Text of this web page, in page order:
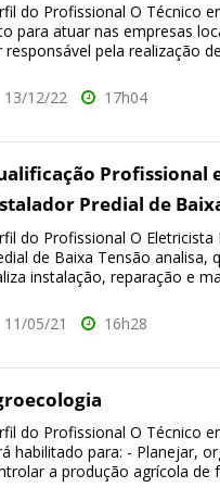
do Profissional O Técnico
para atuar nas empresas
responsável pela realização
13/12/22 17h04
Profissional
Predial de
do Profissional O Eletricista
de Baixa Tensão analisa,
instalação, reparação e
11/05/21 16h28
do Profissional O Técnico
habilitado para: - Planejar,
a produção agrícola de